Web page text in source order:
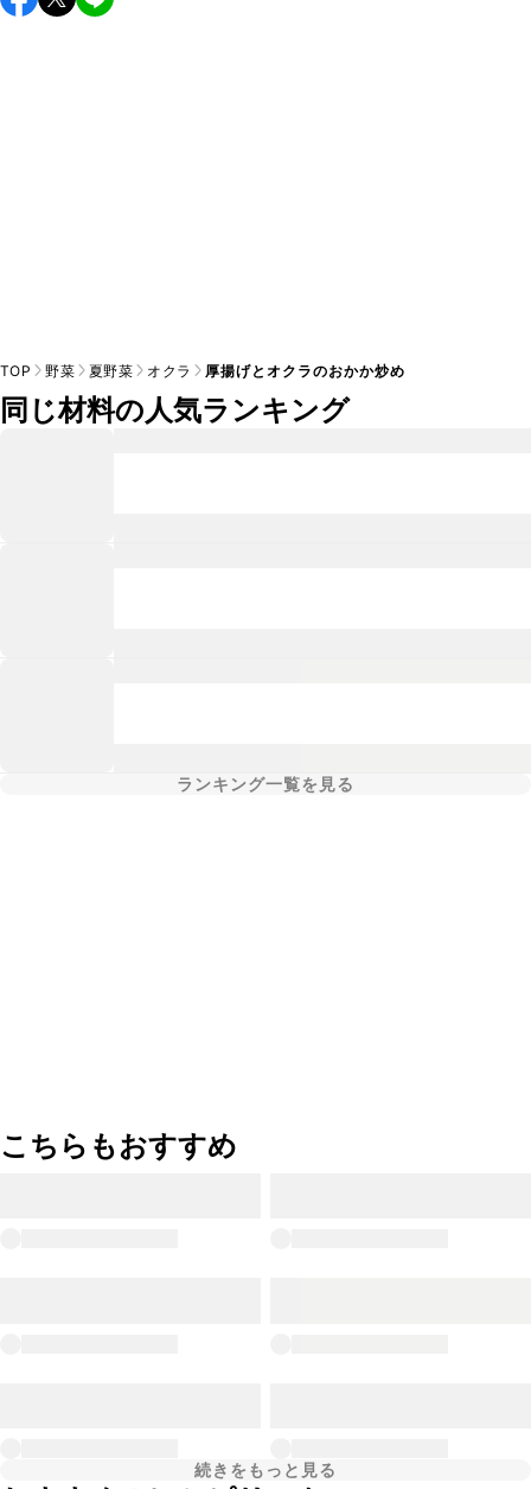
し上がりください。
TOP 野菜 夏野菜 オクラ 厚揚げとオクラのおかか炒め
同じ材料の人気ランキング
ランキング一覧を見る
こちらもおすすめ
続きをもっと見る